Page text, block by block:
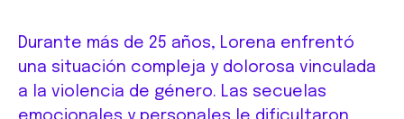
Durante más de 25 años, Lorena enfrentó
una situación compleja y dolorosa vinculada
a la violencia de género. Las secuelas